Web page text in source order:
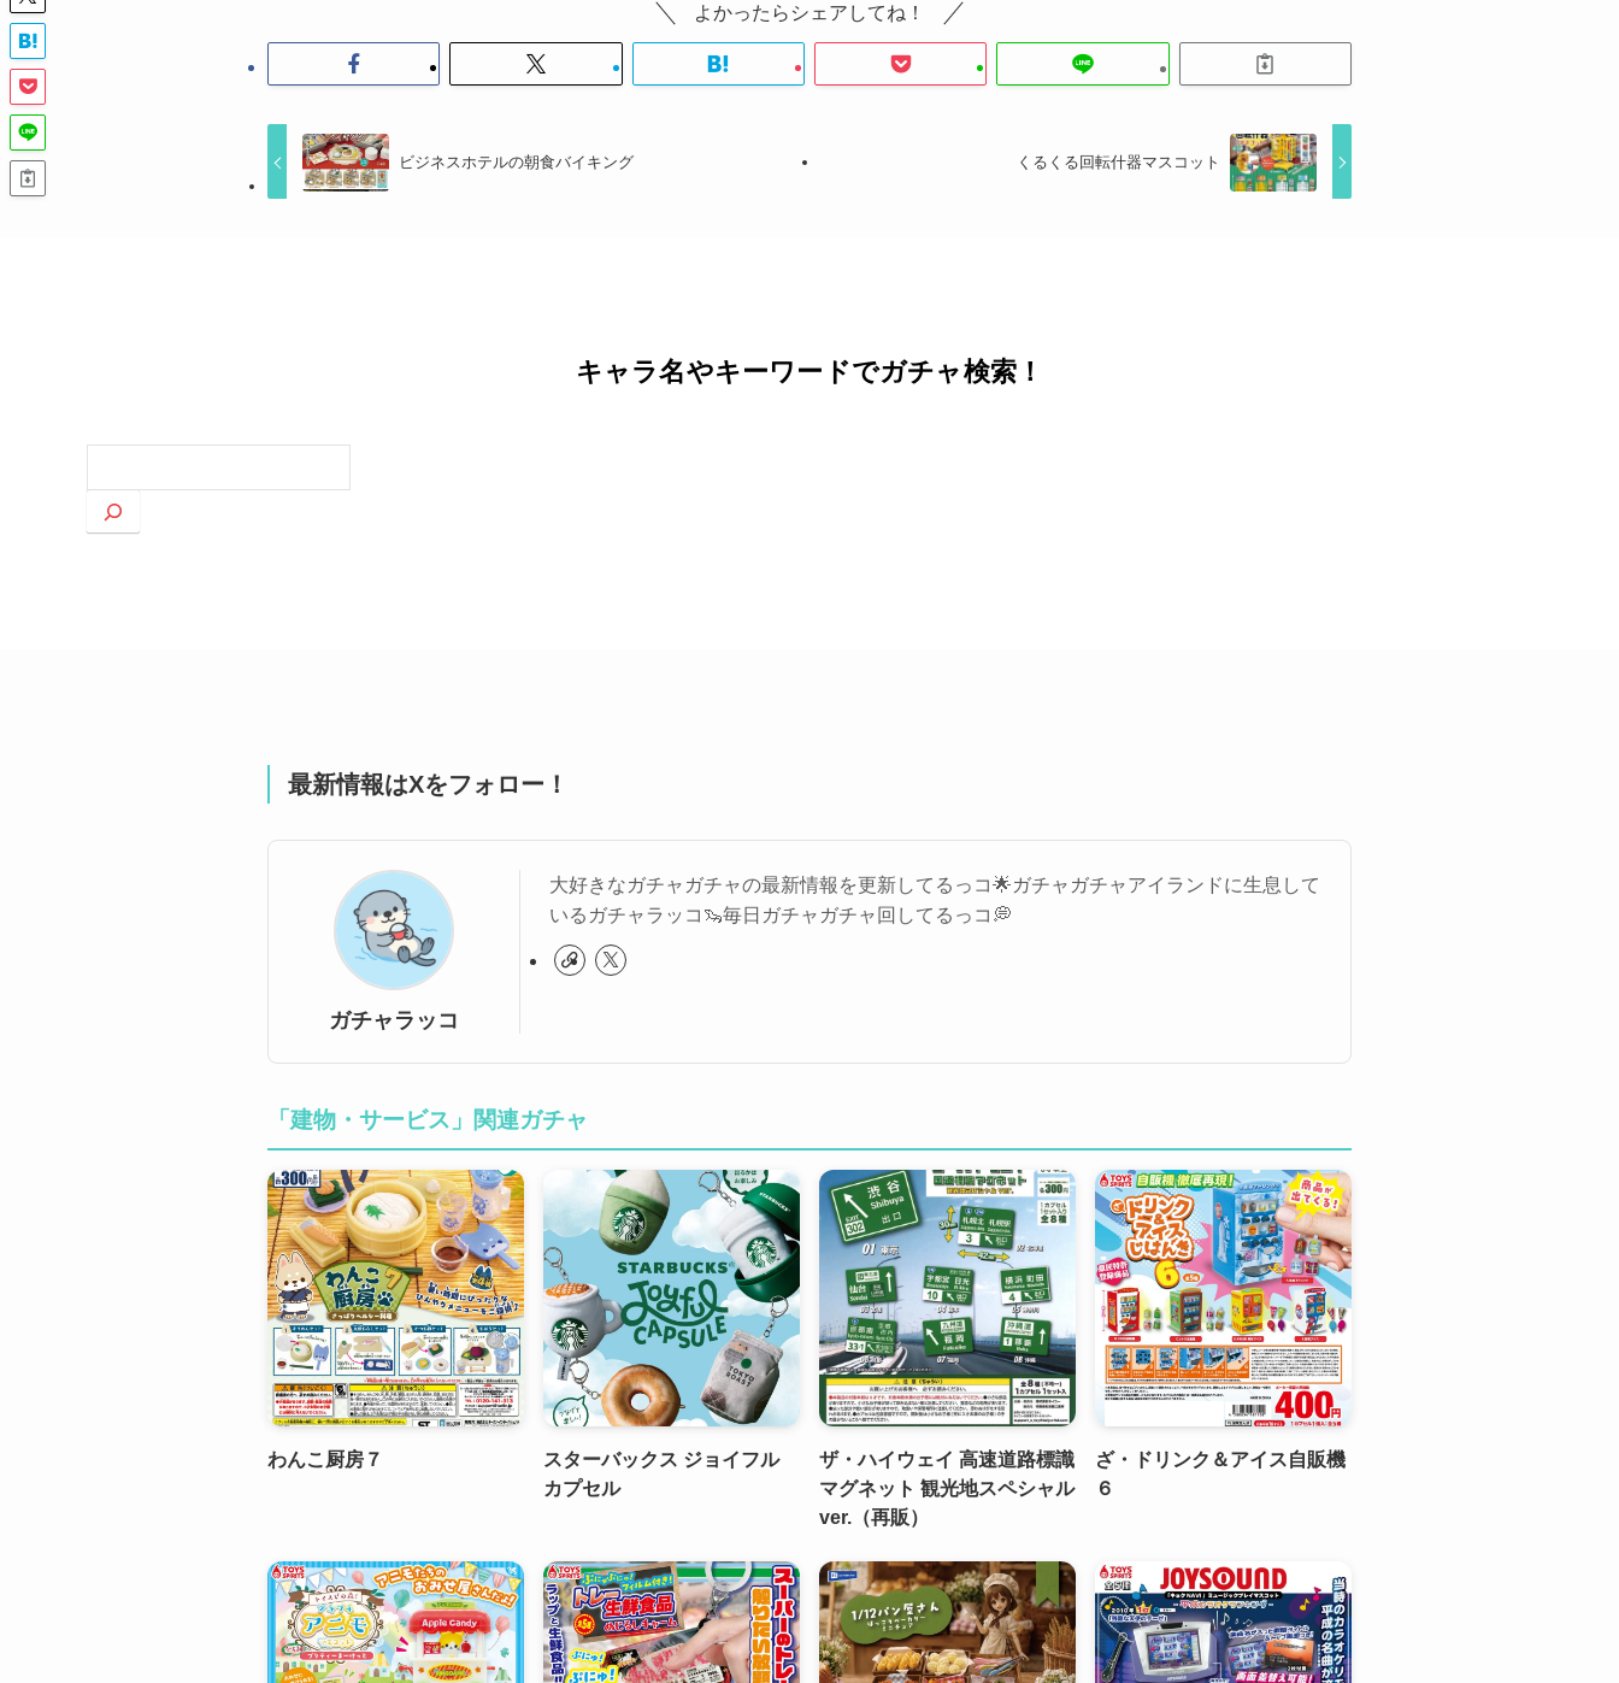
よかったらシェアしてね！
ビジネスホテルの朝食バイキング くるくる回転什器マスコット
キャラ名やキーワードでガチャ検索！
索
最新情報はXをフォロー！
ガチャラッコ
大好きなガチャガチャの最新情報を更新してるっコ🌟ガチャガチャアイランドに生息して
いるガチャラッコ🦦毎日ガチャガチャ回してるっコ💭
「建物・サービス」関連ガチャ
わんこ厨房７
スターバックス ジョイフル
カプセル
ザ・ハイウェイ 高速道路標識
マグネット 観光地スペシャル
ver.（再販）
ざ・ドリンク＆アイス自販機
６